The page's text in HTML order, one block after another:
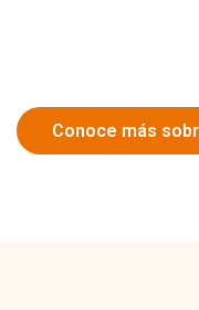
Conoce más